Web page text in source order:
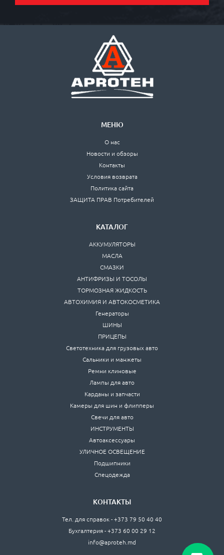
МЕНЮ
О нас
Новости и обзоры
Контакты
Условия возврата
Политика сайта
ЗАЩИТА ПРАВ Потребителей
КАТАЛОГ
АККУМУЛЯТОРЫ
МАСЛА
СМАЗКИ
АНТИФРИЗЫ И ТОСОЛЫ
ТОРМОЗНАЯ ЖИДКОСТЬ
АВТОХИМИЯ И АВТОКОСМЕТИКА
Генераторы
ШИНЫ
ПРИЦЕПЫ
Светотехника для грузовых авто
Сальники и манжеты
Ремни клиновые
Лампы для авто
Карданы и запчасти
Камеры для шин и флипперы
Свечи для авто
ИНСТРУМЕНТЫ
Автоаксессуары
УЛИЧНОЕ ОСВЕЩЕНИЕ
Подшипники
Спецодежда
КОНТАКТЫ
Тел. для справок - +373 79 50 40 40
Бухгалтерия - +373 60 00 29 12
info@aproteh.md